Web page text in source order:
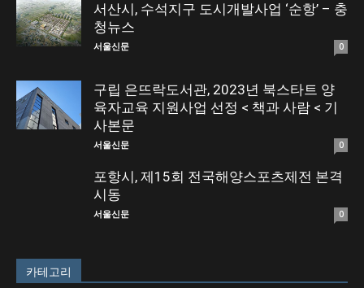
서산시, 수석지구 도시개발사업 ‘순항’ – 충
청뉴스
서울신문 0
구립 은뜨락도서관, 2023년 북스타트 양
육자교육 지원사업 선정 < 책과 사람 < 기
사본문
서울신문 0
포항시, 제15회 전국해양스포츠제전 본격
시동
서울신문 0
카테고리